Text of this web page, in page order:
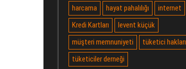
harcama
hayat pahalılığı
internet
Kredi Kartları
levent küçük
müşteri memnuniyeti
tüketici hakları
tüketiciler derneği